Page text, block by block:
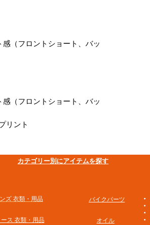
（フロントショート、バッ
（フロントショート、バッ
リント
​カテゴリー別にアイテムを探す
ズ 衣類・用品
ス 衣類・用品
バイクパーツ
オイル